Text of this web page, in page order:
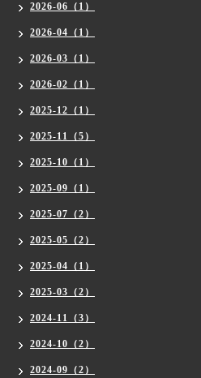
2026-06（1）
2026-04（1）
2026-03（1）
2026-02（1）
2025-12（1）
2025-11（5）
2025-10（1）
2025-09（1）
2025-07（2）
2025-05（2）
2025-04（1）
2025-03（2）
2024-11（3）
2024-10（2）
2024-09（2）